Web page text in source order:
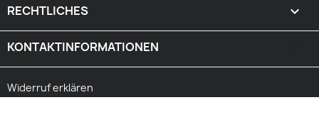
RECHTLICHES 
KONTAKTINFORMATIONEN
Widerruf erklären